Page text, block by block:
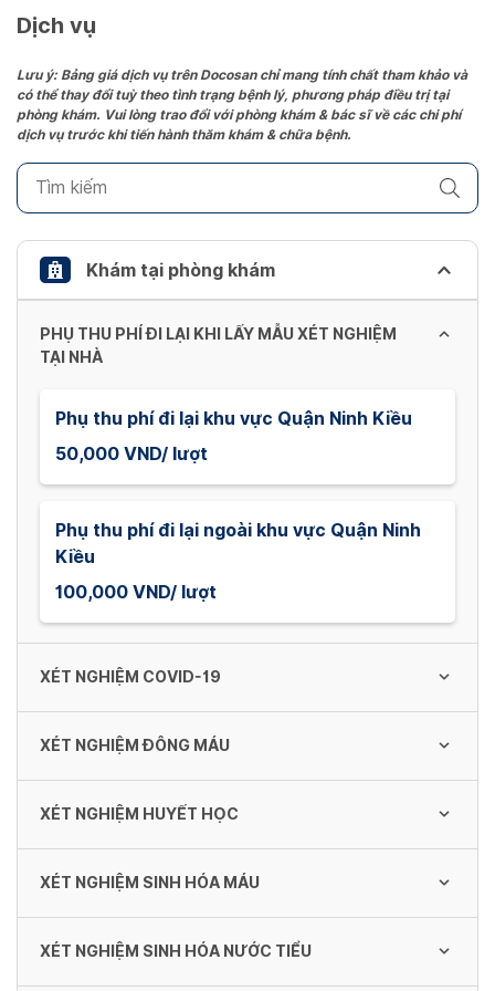
date.
the
question
mark
to
keyboard
shortcuts
changing
dates.
Dịch vụ
Lưu ý: Bảng giá dịch vụ trên Docosan chỉ mang tính chất tham khảo và
có thể thay đổi tuỳ theo tình trạng bệnh lý, phương pháp điều trị tại
phòng khám. Vui lòng trao đổi với phòng khám & bác sĩ về các chi phí
dịch vụ trước khi tiến hành thăm khám & chữa bệnh.
Khám tại phòng khám
PHỤ THU PHÍ ĐI LẠI KHI LẤY MẪU XÉT NGHIỆM
TẠI NHÀ
Phụ thu phí đi lại khu vực Quận Ninh Kiều
50,000 VND/ lượt
Phụ thu phí đi lại ngoài khu vực Quận Ninh
Kiều
100,000 VND/ lượt
XÉT NGHIỆM COVID-19
Sàng lọc Virus test nhanh SARS-CoV-2 Ag
RT-PCR SARS-COV-2
XÉT NGHIỆM ĐÔNG MÁU
Thời gian máu chảy (phương pháp Duke)
Thời gian máu đông
XÉT NGHIỆM HUYẾT HỌC
Định nhóm máu hệ ABO
XÉT NGHIỆM SINH HÓA MÁU
Định lượng Glucose
XÉT NGHIỆM SINH HÓA NƯỚC TIỂU